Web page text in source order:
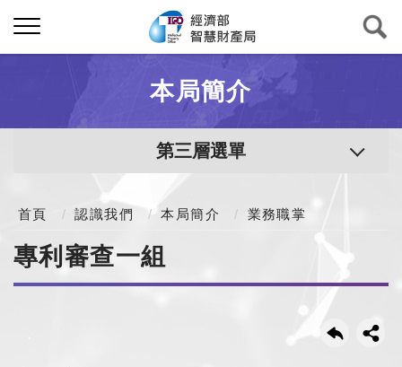
本局簡介
第三層選單
首頁 認識我們 本局簡介 業務職掌
專利審查一組